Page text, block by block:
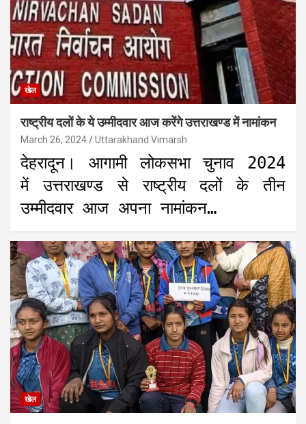
खेल
राष्ट्रीय दलों के ये उम्मीदवार आज करेंगे उत्तराखण्ड में नामांकन
March 26, 2024 Uttarakhand Vimarsh
देहरादून। आगामी लोकसभा चुनाव 2024
में उत्तराखण्ड से राष्ट्रीय दलों के तीन
उम्मीदवार आज अपना नामांकन…
खेल